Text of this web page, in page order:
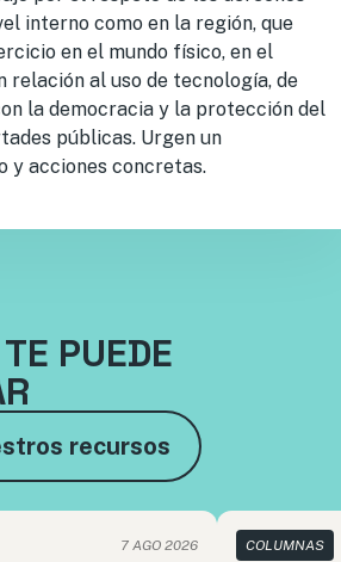
interno como en la región, que
en el mundo físico, en el
relación al uso de tecnología, de
la democracia y la protección del
públicas. Urgen un
y acciones concretas.
TE PUEDE
recursos
7 AGO 2026 COLUMNAS